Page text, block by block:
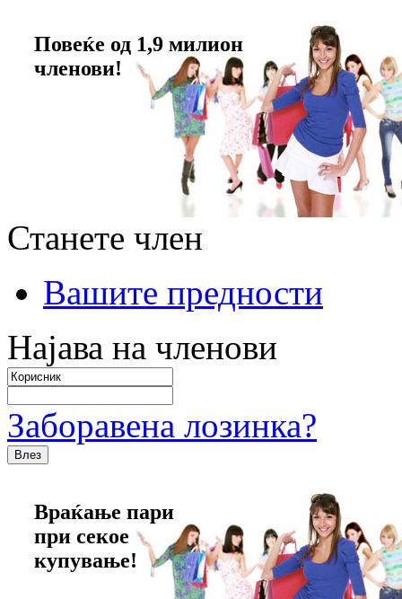
Повеќе од 1,9 милион
членови!
Станете член
Вашите предности
Најава на членови
Заборавена лозинка?
Враќање пари
при секое
купување!